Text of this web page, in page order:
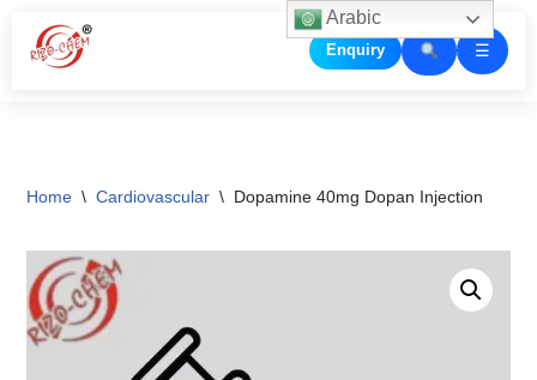
Skip
Enquiry ☰
Home \ Cardiovascular \ Dopamine 40mg Dopan Injection
Arabic